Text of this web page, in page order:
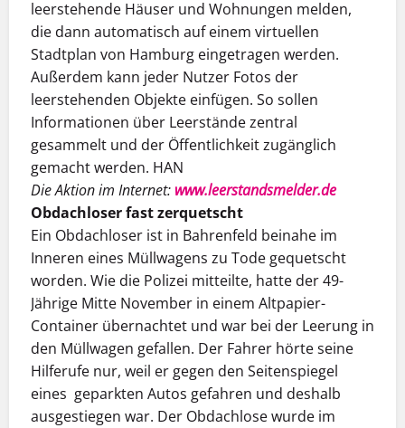
leerstehende Häuser und Wohnungen melden,
die dann automatisch auf einem virtuellen
Stadtplan von Hamburg eingetragen werden.
Außerdem kann jeder Nutzer Fotos der
leerstehenden Objekte einfügen. So sollen
Informationen über Leerstände zentral
gesammelt und der Öffentlichkeit zugänglich
gemacht werden. HAN
Die Aktion im Internet: www.leerstandsmelder.de
Obdachloser fast zerquetscht
Ein Obdachloser ist in Bahrenfeld beinahe im
Inneren eines Müllwagens zu Tode gequetscht
worden. Wie die Polizei mitteilte, hatte der 49-
Jährige Mitte November in einem Altpapier-
Container übernachtet und war bei der Leerung in
den Müllwagen gefallen. Der Fahrer hörte seine
Hilferufe nur, weil er gegen den Seitenspiegel
eines geparkten Autos gefahren und deshalb
ausgestiegen war. Der Obdachlose wurde im